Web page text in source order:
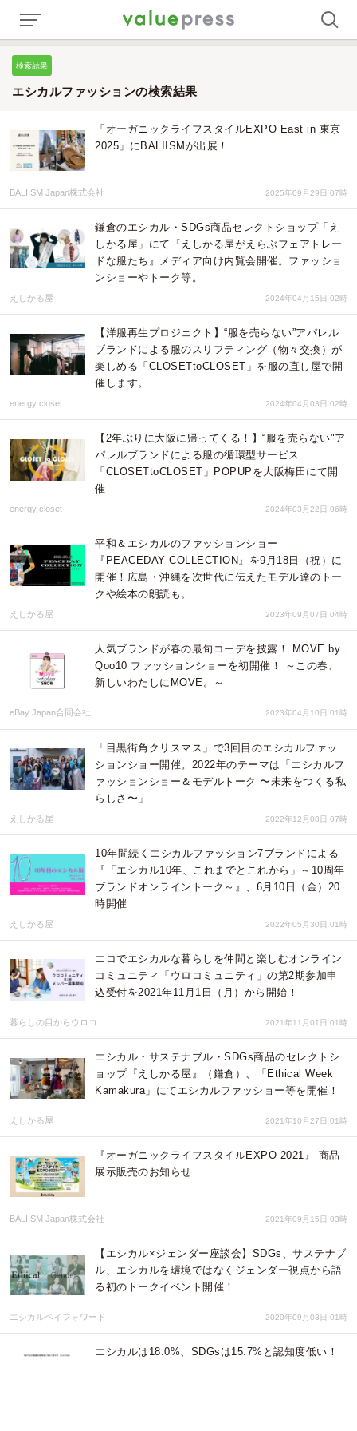
検索結果
エシカルファッションの検索結果
「オーガニックライフスタイルEXPO East in 東京
2025」にBALIISMが出展！
BALIISM Japan株式会社 2025年09月29日 07時
鎌倉のエシカル・SDGs商品セレクトショップ「え
しかる屋」にて『えしかる屋がえらぶフェアトレー
ドな服たち』メディア向け内覧会開催。ファッショ
ンショーやトーク等。
えしかる屋 2024年04月15日 02時
【洋服再生プロジェクト】“服を売らない”アパレル
ブランドによる服のスリフティング（物々交換）が
楽しめる「CLOSETtoCLOSET」を服の直し屋で開
催します。
energy closet 2024年04月03日 02時
【2年ぶりに大阪に帰ってくる！】“服を売らない"ア
パレルブランドによる服の循環型サービス
「CLOSETtoCLOSET」POPUPを大阪梅田にて開
催
energy closet 2024年03月22日 06時
平和＆エシカルのファッションショー
『PEACEDAY COLLECTION』を9月18日（祝）に
開催！広島・沖縄を次世代に伝えたモデル達のトー
クや絵本の朗読も。
えしかる屋 2023年09月07日 04時
人気ブランドが春の最旬コーデを披露！ MOVE by
Qoo10 ファッションショーを初開催！ ～この春、
新しいわたしにMOVE。～
eBay Japan合同会社 2023年04月10日 01時
「目黒街角クリスマス」で3回目のエシカルファッ
ションショー開催。2022年のテーマは「エシカルフ
ァッションショー＆モデルトーク 〜未来をつくる私
らしさ〜」
えしかる屋 2022年12月08日 07時
10年間続くエシカルファッション7ブランドによる
『「エシカル10年、これまでとこれから」～10周年
ブランドオンライントーク～』、6月10日（金）20
時開催
えしかる屋 2022年05月30日 01時
エコでエシカルな暮らしを仲間と楽しむオンライン
コミュニティ「ウロコミュニティ」の第2期参加申
込受付を2021年11月1日（月）から開始！
暮らしの目からウロコ 2021年11月01日 01時
エシカル・サステナブル・SDGs商品のセレクトシ
ョップ『えしかる屋』（鎌倉）、「Ethical Week
Kamakura」にてエシカルファッショー等を開催！
えしかる屋 2021年10月27日 01時
『オーガニックライフスタイルEXPO 2021』 商品
展示販売のお知らせ
BALIISM Japan株式会社 2021年09月15日 03時
【エシカル×ジェンダー座談会】SDGs、サステナブ
ル、エシカルを環境ではなくジェンダー視点から語
る初のトークイベント開催！
エシカルペイフォワード 2020年09月08日 01時
エシカルは18.0%、SDGsは15.7%と認知度低い！